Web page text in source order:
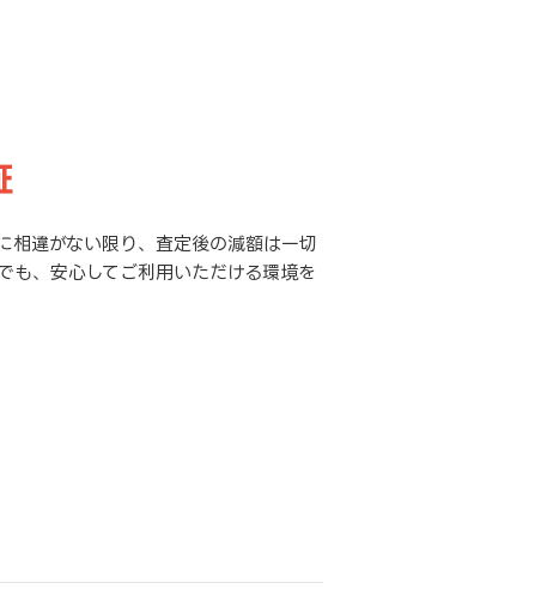
相違がない限り、査定後の減額は一切
も、安心してご利用いただける環境を